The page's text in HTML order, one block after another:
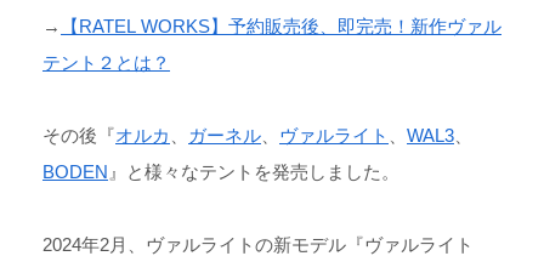
→
【RATEL WORKS】予約販売後、即完売！新作ヴァル
テント２とは？
その後『オルカ ガーネル ヴァルライト WAL3
BODEN 』と様々なテントを発売しました。
2024年2月、ヴァルライトの新モデル『ヴァルライト